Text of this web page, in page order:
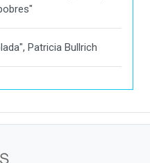
Patricia Bullrich